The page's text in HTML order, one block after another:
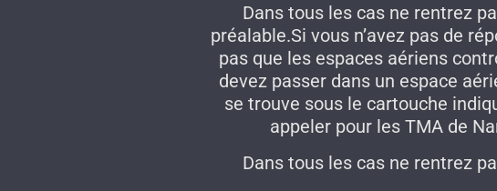
Dans tous les cas ne rentrez
préalable.Si vous n’avez pas de
pas que les espaces aériens
devez passer dans un espace
se trouve sous le cartouche
appeler pour les TMA de
Dans tous les cas ne rentrez